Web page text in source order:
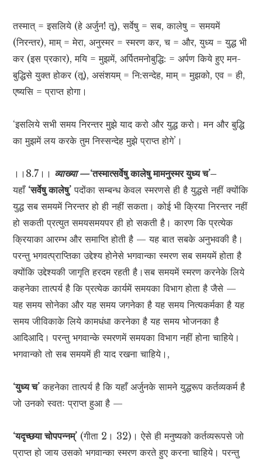
तस्मात् = इसलिये (हे अर्जुन! तू), सर्वेषु = सब, कालेषु = समयमें
(निरन्तर), माम् = मेरा, अनुस्मर = स्मरण कर, च = और, युध्य = युद्ध भी
कर (इस प्रकार), मयि = मुझमें, अर्पितमनोबुद्धि: = अर्पण किये हुए मन-
बुद्धिसे युक्त होकर (तू), असंशयम् = नि:सन्देह, माम् = मुझको, एव = ही,
एष्यसि = प्राप्त होगा।
‘इसलिये सभी समय निरन्तर मुझे याद करो और युद्ध करो। मन और बुद्धि
का मुझमें लय करके तुम निस्सन्देह मुझे प्राप्त होगे’।
।।8.7।। व्याख्या —‘तस्मात्सर्वेषु कालेषु मामनुस्मर युध्य च’–
यहाँ ‘सर्वेषु कालेषु’ पदोंका सम्बन्ध केवल स्मरणसे ही है युद्धसे नहीं क्योंकि
युद्ध सब समयमें निरन्तर हो ही नहीं सकता। कोई भी क्रिया निरन्तर नहीं
हो सकती प्रत्युत समयसमयपर ही हो सकती है। कारण कि प्रत्येक
क्रियाका आरम्भ और समाप्ति होती है — यह बात सबके अनुभवकी है।
परन्तु भगवत्प्राप्तिका उद्देश्य होनेसे भगवान्का स्मरण सब समयमें होता है
क्योंकि उद्देश्यकी जागृति हरदम रहती है।सब समयमें स्मरण करनेके लिये
कहनेका तात्पर्य है कि प्रत्येक कार्यमें समयका विभाग होता है जैसे —
यह समय सोनेका और यह समय जगनेका है यह समय नित्यकर्मका है यह
समय जीविकाके लिये कामधंधा करनेका है यह समय भोजनका है
आदिआदि। परन्तु भगवान्के स्मरणमें समयका विभाग नहीं होना चाहिये।
भगवान्को तो सब समयमें ही याद रखना चाहिये।,
‘युध्य च’ कहनेका तात्पर्य है कि यहाँ अर्जुनके सामने युद्धरूप कर्तव्यकर्म है
जो उनको स्वतः प्राप्त हुआ है —
‘यदृच्छया चोपपन्नम्’ (गीता 2। 32)। ऐसे ही मनुष्यको कर्तव्यरूपसे जो
प्राप्त हो जाय उसको भगवान्का स्मरण करते हुए करना चाहिये। परन्तु